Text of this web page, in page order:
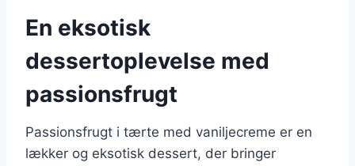
En eksotisk
dessertoplevelse med
passionsfrugt
Passionsfrugt i tærte med vaniljecreme er en
lækker og eksotisk dessert, der bringer